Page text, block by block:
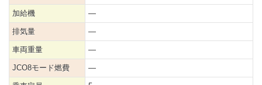
加給機 ―
排気量 ―
車両重量 ―
JCO8モード燃費 ―